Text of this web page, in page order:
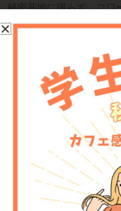
秘密基地に限らず、コワ
ではなく、ミラーニュー
「変わっていける」共感
2022年9月12日
PREVIOUS
9/5~6 営業時間変更のお知らせ